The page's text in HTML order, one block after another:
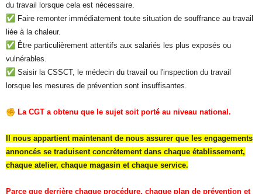
du travail lorsque cela est nécessaire.
Faire remonter immédiatement toute situation de souffrance au travail
liée à la chaleur.
Être particulièrement attentifs aux salariés les plus exposés ou
vulnérables.
Saisir la CSSCT, le médecin du travail ou l'inspection du travail
lorsque les mesures de prévention sont insuffisantes.
La CGT a obtenu que le sujet soit porté au niveau national.
Il nous appartient maintenant de nous assurer que les engagements
annoncés se traduisent concrètement dans chaque établissement,
chaque atelier, chaque magasin et chaque service.
Parce que derrière chaque procédure, chaque plan de prévention et